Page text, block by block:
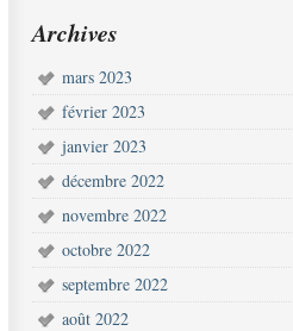
Archives
mars 2023
février 2023
janvier 2023
décembre 2022
novembre 2022
octobre 2022
septembre 2022
août 2022